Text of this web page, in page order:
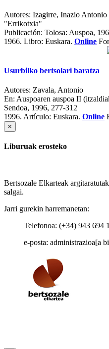
Autores: Izagirre, Inazio
"Errikotxia"
Publicación: Tolosa: Auspoa,
1966. Libro: Euskara. Online
Usurbilko bertsolari baratza
Autores: Zavala, Antonio
En: Auspoaren auspoa II
Sendoa, 1996, 277-312
1996. Artículo: Euskara. Online
×
Liburuak erosteko
Bertsozale Elkarteak
salgai.
Jarri gurekin harremanetan:
Telefonoa: (+34) 943 694
e-posta: administrazioa[a